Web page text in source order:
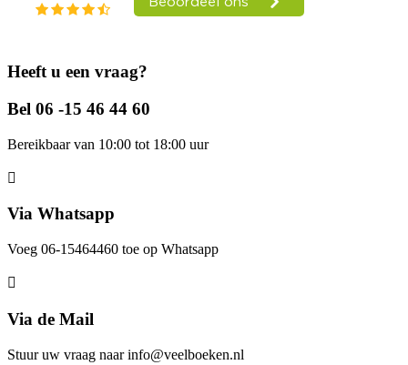
Heeft u een vraag?
Bel 06 -15 46 44 60
Bereikbaar van 10:00 tot 18:00 uur
Via Whatsapp
Voeg 06-15464460 toe op Whatsapp
Via de Mail
Stuur uw vraag naar info@veelboeken.nl